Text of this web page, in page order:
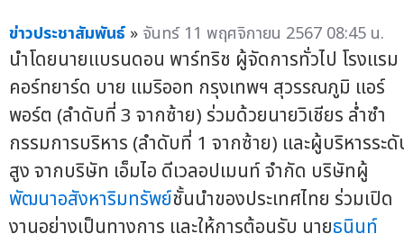
ข่าวประชาสัมพันธ์ » จันทร์ 11 พฤศจิกายน 2567 08:45 น.
นำโดยนายแบรนดอน พาร์ทริช ผู้จัดการทั่วไป โรงแรม
คอร์ทยาร์ด บาย แมริออท กรุงเทพฯ สุวรรณภูมิ แอร์
พอร์ต (ลำดับที่ 3 จากซ้าย) ร่วมด้วยนายวิเชียร ล่ำซำ
กรรมการบริหาร (ลำดับที่ 1 จากซ้าย) และผู้บริหารระ
สูง จากบริษัท เอ็มไอ ดีเวลอปเมนท์ จำกัด บริษัทผู้
พัฒนาอสังหาริมทรัพย์ชั้นนำของประเทศไทย ร่วมเปิด
งานอย่างเป็นทางการ และให้การต้อนรับ นายธนินท์